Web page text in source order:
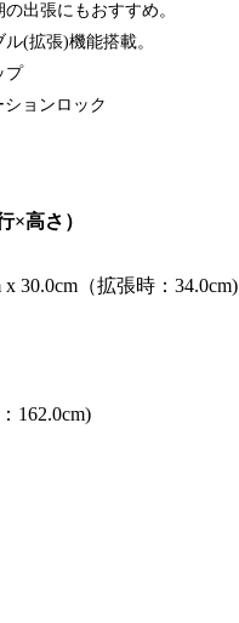
出張にもおすすめ。
(拡張)機能搭載。
プ
ョンロック
×高さ）
x 30.0cm（拡張時：34.0cm)
162.0cm)